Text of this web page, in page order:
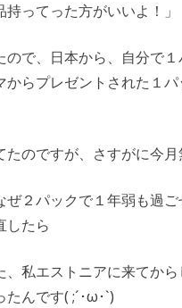
持ってった方がいいよ！」
ので、日本から、自分で
からプレゼントされた１パ
たのですが、さすがに今月
ぜ２パックで１年弱も過
したら
、私エストニアに来てか
たんです( ;´･ω･`)